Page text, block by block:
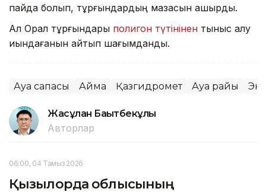
пайда болып, тұрғындардың мазасын қашырды.
Ал Орал тұрғындары полигон түтінінен тыныс алу
қиындағанын айтып шағымданды.
Ауа сапасы Аймақ Қазгидромет Ауа райы
Жасұлан Бақытбекұлы
Авторлар
06:00, 04 Тамыз 2026
Қызылорда облысының